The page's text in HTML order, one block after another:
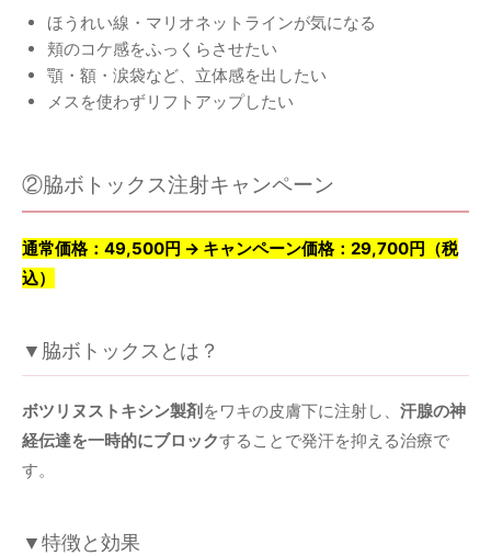
ほうれい線・マリオネットラインが気になる
頬のコケ感をふっくらさせたい
顎・額・涙袋など、立体感を出したい
メスを使わずリフトアップしたい
②脇ボトックス注射キャンペーン
通常価格：49,500円 → キャンペーン価格：29,700円（税
込）
▼脇ボトックスとは？
ボツリヌストキシン製剤 をワキの皮膚下に注射し、 汗腺の神
経伝達を一時的にブロックすることで発汗を抑える治療で
す。
▼特徴と効果